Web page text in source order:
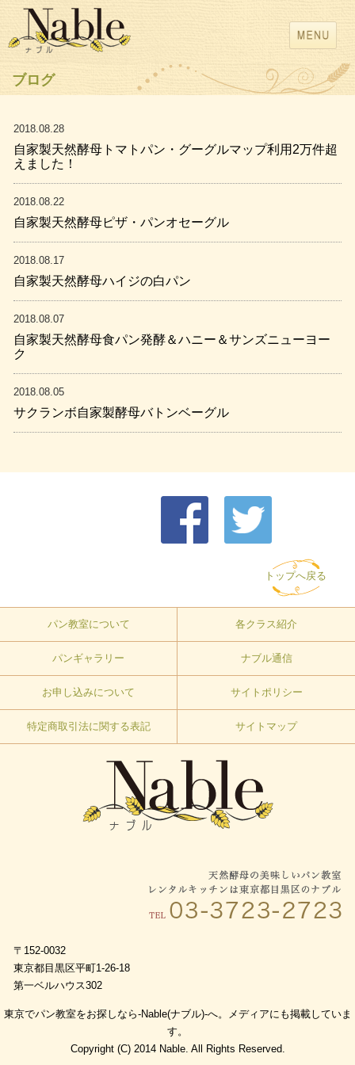
ブログ
2018.08.28
自家製天然酵母トマトパン・グーグルマップ利用2万件超
えました！
2018.08.22
自家製天然酵母ピザ・パンオセーグル
2018.08.17
自家製天然酵母ハイジの白パン
2018.08.07
自家製天然酵母食パン発酵＆ハニー＆サンズニューヨー
ク
2018.08.05
サクランボ自家製酵母バトンベーグル
トップへ戻る
パン教室について 各クラス紹介
パンギャラリー ナブル通信
お申し込みについて サイトポリシー
特定商取引法に関する表記 サイトマップ
〒152-0032
東京都目黒区平町1-26-18
第一ベルハウス302
東京でパン教室をお探しなら-Nable(ナブル)-へ。メディアにも掲載していま
す。
Copyright (C) 2014 Nable. All Rights Reserved.